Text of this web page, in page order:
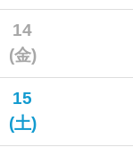
14
(金)
15
(土)